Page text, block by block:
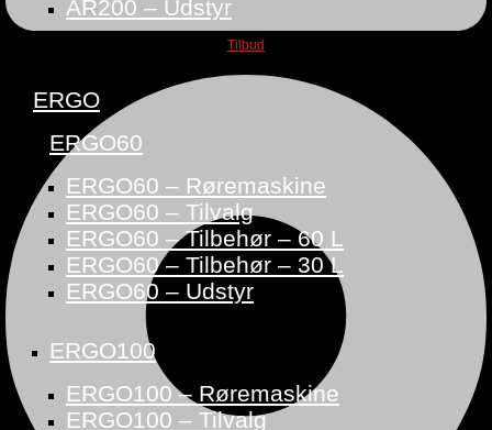
Tilbud
AR200 – Udstyr
ERGO
ERGO60
ERGO60 – Røremaskine
ERGO60 – Tilvalg
ERGO60 – Tilbehør – 60 L
ERGO60 – Tilbehør – 30 L
ERGO60 – Udstyr
ERGO100
ERGO100 – Røremaskine
ERGO100 – Tilvalg